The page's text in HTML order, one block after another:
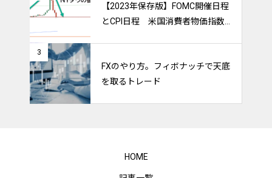
【2023年保存版】FOMC開催日程
とCPI日程 米国消費者物価指数
3
FXのやり方。フィボナッチで天底
を取るトレード
HOME